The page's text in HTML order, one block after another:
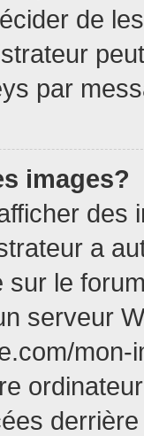
de
par
images?
des
a
sur le
serveur